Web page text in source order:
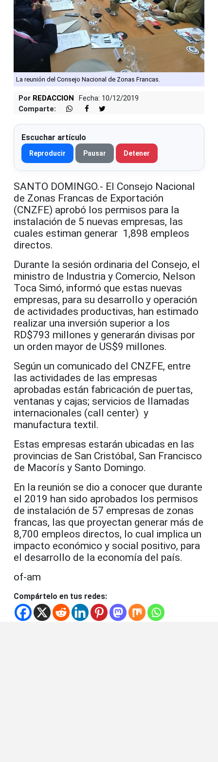
La reunión del Consejo Nacional de Zonas Francas.
Por REDACCION
Fecha: 10/12/2019
Comparte:
Escuchar artículo
Reproducir Pausar Detener
SANTO DOMINGO.- El Consejo Nacional
de Zonas Francas de Exportación
(CNZFE) aprobó los permisos para la
instalación de 5 nuevas empresas, las
cuales estiman generar 1,898 empleos
directos.
Durante la sesión ordinaria del Consejo, el
ministro de Industria y Comercio, Nelson
Toca Simó, informó que estas nuevas
empresas, para su desarrollo y operación
de actividades productivas, han estimado
realizar una inversión superior a los
RD$793 millones y generarán divisas por
un orden mayor de US$9 millones.
Según un comunicado del CNZFE, entre
las actividades de las empresas
aprobadas están fabricación de puertas,
ventanas y cajas; servicios de llamadas
internacionales (call center) y
manufactura textil.
Estas empresas estarán ubicadas en las
provincias de San Cristóbal, San Francisco
de Macorís y Santo Domingo.
En la reunión se dio a conocer que durante
el 2019 han sido aprobados los permisos
de instalación de 57 empresas de zonas
francas, las que proyectan generar más de
8,700 empleos directos, lo cual implica un
impacto económico y social positivo, para
el desarrollo de la economía del país.
of-am
Compártelo en tus redes: